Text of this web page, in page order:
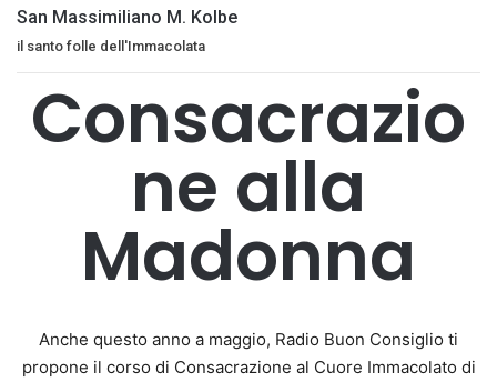
San Massimiliano M. Kolbe
il santo folle dell'Immacolata
Consacrazio
ne alla
Madonna
Anche questo anno a maggio, Radio Buon Consiglio ti
propone il corso di Consacrazione al Cuore Immacolato di